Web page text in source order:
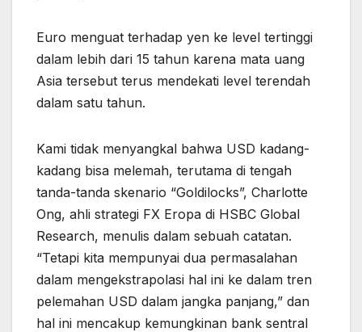
Euro menguat terhadap yen ke level tertinggi
dalam lebih dari 15 tahun karena mata uang
Asia tersebut terus mendekati level terendah
dalam satu tahun.
Kami tidak menyangkal bahwa USD kadang-
kadang bisa melemah, terutama di tengah
tanda-tanda skenario “Goldilocks”, Charlotte
Ong, ahli strategi FX Eropa di HSBC Global
Research, menulis dalam sebuah catatan.
“Tetapi kita mempunyai dua permasalahan
dalam mengekstrapolasi hal ini ke dalam tren
pelemahan USD dalam jangka panjang,” dan
hal ini mencakup kemungkinan bank sentral